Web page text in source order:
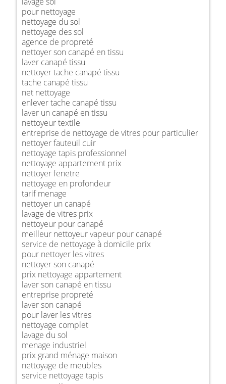
pour nettoyage
nettoyage du sol
nettoyage des sol
agence de propreté
nettoyer son canapé en tissu
laver canapé tissu
nettoyer tache canapé tissu
tache canapé tissu
net nettoyage
enlever tache canapé tissu
laver un canapé en tissu
nettoyeur textile
entreprise de nettoyage de vitres pour particulier
nettoyer fauteuil cuir
nettoyage tapis professionnel
nettoyage appartement prix
nettoyer fenetre
nettoyage en profondeur
tarif menage
nettoyer un canapé
lavage de vitres prix
nettoyeur pour canapé
meilleur nettoyeur vapeur pour canapé
service de nettoyage à domicile prix
pour nettoyer les vitres
nettoyer son canapé
prix nettoyage appartement
laver son canapé en tissu
entreprise propreté
laver son canapé
pour laver les vitres
nettoyage complet
lavage du sol
menage industriel
prix grand ménage maison
nettoyage de meubles
service nettoyage tapis